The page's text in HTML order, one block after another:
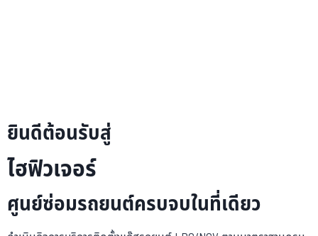
ยินดีต้อนรับสู่
ไฮฟิวเจอร์
ศูนย์ซ่อมรถยนต์ครบจบในที่เดียว